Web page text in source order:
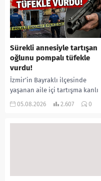
Sürekli annesiyle tartışan
oğlunu pompalı tüfekle
vurdu!
İzmir’in Bayraklı ilçesinde
yaşanan aile içi tartışma kanlı
bitti. İddiaya göre, uzun süredir
05.08.2026 2.607 0